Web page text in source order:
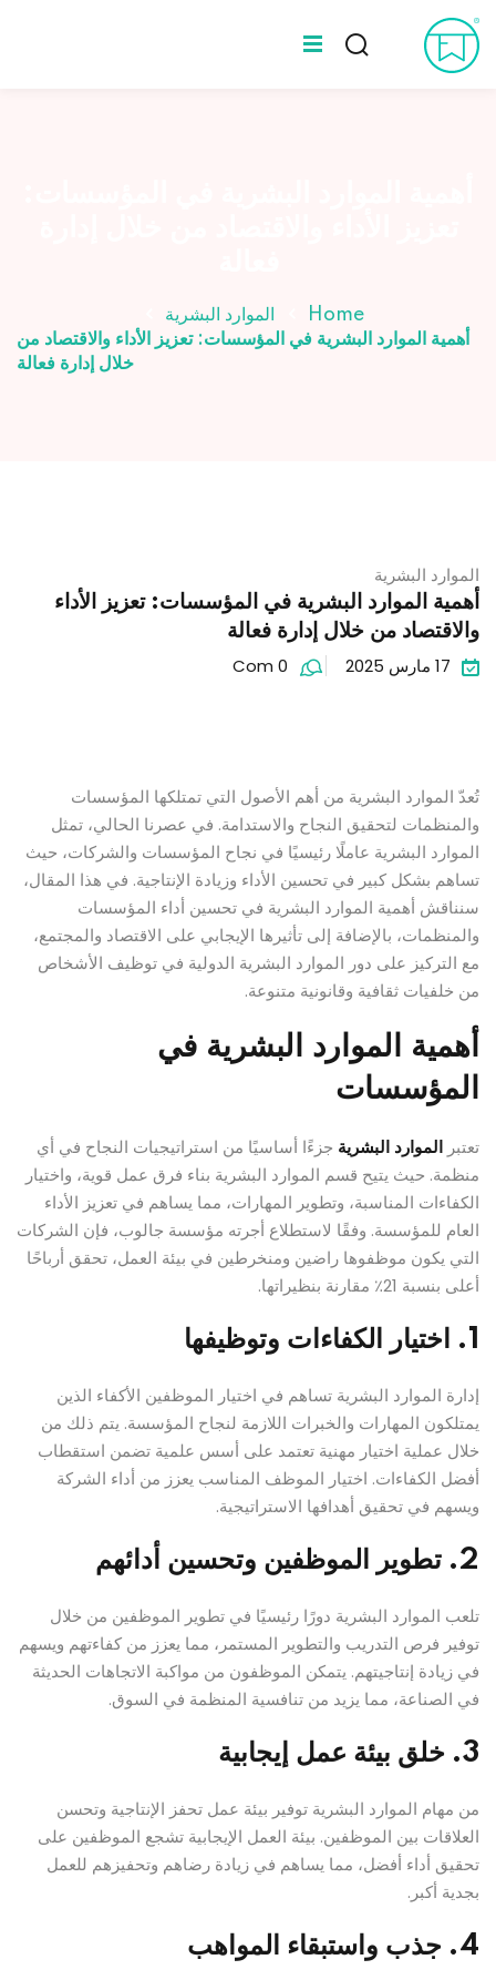
Skip
to
content
Home
الموارد البشرية
أهمية الموارد البشرية في المؤسسات: تعزيز الأداء والاقتصاد من
خلال إدارة فعالة
الموارد البشرية
أهمية الموارد البشرية في المؤسسات: تعزيز الأداء
والاقتصاد من خلال إدارة فعالة
17 مارس 2025
Com 0
تُعدّ الموارد البشرية من أهم الأصول التي تمتلكها المؤسسات
والمنظمات لتحقيق النجاح والاستدامة. في عصرنا الحالي، تمثل
الموارد البشرية عاملًا رئيسيًا في نجاح المؤسسات والشركات، حيث
تساهم بشكل كبير في تحسين الأداء وزيادة الإنتاجية. في هذا المقال،
سنناقش أهمية الموارد البشرية في تحسين أداء المؤسسات
والمنظمات، بالإضافة إلى تأثيرها الإيجابي على الاقتصاد والمجتمع،
مع التركيز على دور الموارد البشرية الدولية في توظيف الأشخاص
من خلفيات ثقافية وقانونية متنوعة.
أهمية الموارد البشرية في
المؤسسات
تعتبر الموارد البشرية جزءًا أساسيًا من استراتيجيات النجاح في أي
منظمة. حيث يتيح قسم الموارد البشرية بناء فرق عمل قوية، واختيار
الكفاءات المناسبة، وتطوير المهارات، مما يساهم في تعزيز الأداء
العام للمؤسسة. وفقًا لاستطلاع أجرته مؤسسة جالوب، فإن الشركات
التي يكون موظفوها راضين ومنخرطين في بيئة العمل، تحقق أرباحًا
أعلى بنسبة 21٪ مقارنة بنظيراتها.
1. اختيار الكفاءات وتوظيفها
إدارة الموارد البشرية تساهم في اختيار الموظفين الأكفاء الذين
يمتلكون المهارات والخبرات اللازمة لنجاح المؤسسة. يتم ذلك من
خلال عملية اختيار مهنية تعتمد على أسس علمية تضمن استقطاب
أفضل الكفاءات. اختيار الموظف المناسب يعزز من أداء الشركة
ويسهم في تحقيق أهدافها الاستراتيجية.
2. تطوير الموظفين وتحسين أدائهم
تلعب الموارد البشرية دورًا رئيسيًا في تطوير الموظفين من خلال
توفير فرص التدريب والتطوير المستمر، مما يعزز من كفاءتهم ويسهم
في زيادة إنتاجيتهم. يتمكن الموظفون من مواكبة الاتجاهات الحديثة
في الصناعة، مما يزيد من تنافسية المنظمة في السوق.
3. خلق بيئة عمل إيجابية
من مهام الموارد البشرية توفير بيئة عمل تحفز الإنتاجية وتحسن
العلاقات بين الموظفين. بيئة العمل الإيجابية تشجع الموظفين على
تحقيق أداء أفضل، مما يساهم في زيادة رضاهم وتحفيزهم للعمل
بجدية أكبر.
4. جذب واستبقاء المواهب
Sign in